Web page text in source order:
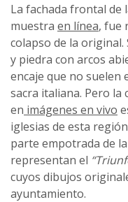
La fachada frontal de
muestra en línea, fue
colapso de la
y piedra con arcos
encaje que no
sacra italiana. Pero la
en imágenes en vivo
iglesias de esta
parte empotrada de
representan el
cuyos dibujos
ayuntamiento.